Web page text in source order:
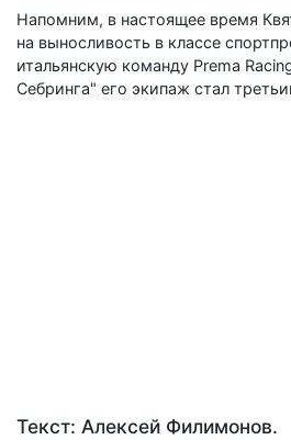
Напомним, в настоящее время
на выносливость в классе
итальянскую команду Prema
Себринга" его экипаж стал
Текст: Алексей Филимонов.